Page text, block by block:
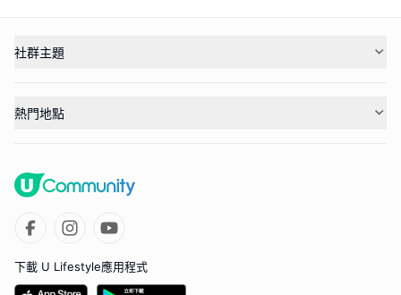
社群主題
熱門地點
下載 U Lifestyle應用程式